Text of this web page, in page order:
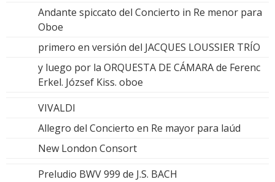
Andante spiccato del Concierto in Re menor para
Oboe
primero en versión del JACQUES LOUSSIER TRÍO
y luego por la ORQUESTA DE CÁMARA de Ferenc
Erkel. József Kiss. oboe
VIVALDI
Allegro del Concierto en Re mayor para laúd
New London Consort
Preludio BWV 999 de J.S. BACH